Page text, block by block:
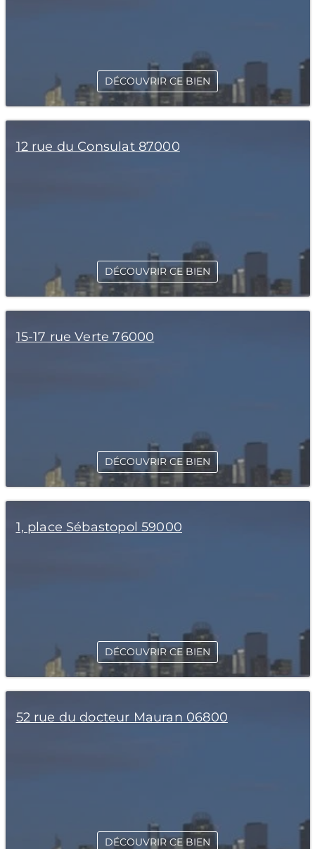
DÉCOUVRIR CE BIEN
12 rue du Consulat 87000
DÉCOUVRIR CE BIEN
15-17 rue Verte 76000
DÉCOUVRIR CE BIEN
1, place Sébastopol 59000
DÉCOUVRIR CE BIEN
52 rue du docteur Mauran 06800
DÉCOUVRIR CE BIEN